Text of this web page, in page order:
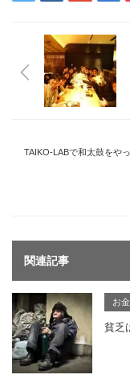
TAIKO-LABで和太鼓をや
関連記事
お
貧乏